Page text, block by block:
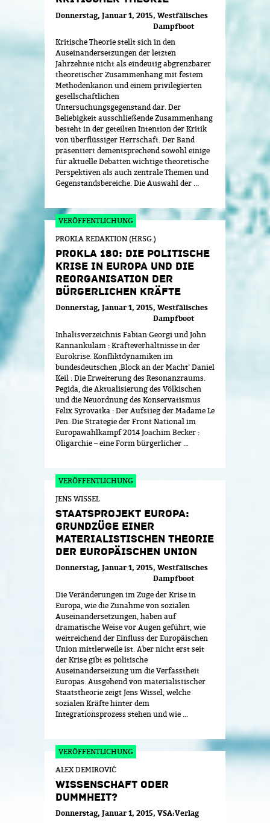
Donnerstag, Januar 1, 2015 Westfälisches
Dampfboot
Kritische Theorie stellt sich in den
Auseinandersetzungen der letzten
Jahrzehnte nicht als eindeutig abgrenzbarer
theoretischer Zusammenhang mit festem
Methodenkanon und einem privilegierten
gesellschaftlichen
Untersuchungsgegenstand dar. Der
Beliebigkeit ausschließende Zusammenhang
besteht in der geteilten Intention der Kritik
von überflüssiger Herrschaft. Der Band
präsentiert dementsprechend sowohl einige
für aktuelle Debatten wichtige theoretische
Perspektiven als auch zentrale Themen und
Gegenstandsbereiche. Die Auswahl der ...
PROKLA REDAKTION (HRSG.)
PROKLA 180: DIE POLITISCHE
KRISE IN EUROPA UND DIE
REORGANISATION DER
BÜRGERLICHEN KRÄFTE
Donnerstag, Januar 1, 2015 Westfälisches
Dampfboot
Inhaltsverzeichnis Fabian Georgi und John
Kannankulam : Kräfteverhältnisse in der
Eurokrise. Konfliktdynamiken im
bundesdeutschen ‚Block an der Macht’ Daniel
Keil : Die Erweiterung des Resonanzraums.
Pegida, die Aktualisierung des Völkischen
und die Neuordnung des Konservatismus
Felix Syrovatka : Der Aufstieg der Madame Le
Pen. Die Strategie der Front National im
Europawahlkampf 2014 Joachim Becker :
Oligarchie – eine Form bürgerlicher ...
JENS WISSEL
STAATSPROJEKT EUROPA:
GRUNDZÜGE EINER
MATERIALISTISCHEN THEORIE
DER EUROPÄISCHEN UNION
Donnerstag, Januar 1, 2015 Westfälisches
Dampfboot
Die Veränderungen im Zuge der Krise in
Europa, wie die Zunahme von sozialen
Auseinandersetzungen, haben auf
dramatische Weise vor Augen geführt, wie
weitreichend der Einfluss der Europäischen
Union mittlerweile ist. Aber nicht erst seit
der Krise gibt es politische
Auseinandersetzung um die Verfasstheit
Europas. Ausgehend von materialistischer
Staatstheorie zeigt Jens Wissel, welche
sozialen Kräfte hinter dem
Integrationsprozess stehen und wie ...
ALEX DEMIROVIĆ
WISSENSCHAFT ODER
DUMMHEIT?
Donnerstag, Januar 1, 2015 VSA:Verlag